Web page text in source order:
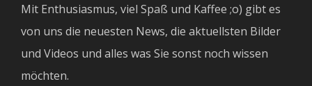
Mit Enthusiasmus, viel Spaß und Kaffee ;o) gibt es
von uns die neuesten News, die aktuellsten Bilder
und Videos und alles was Sie sonst noch wissen
möchten.